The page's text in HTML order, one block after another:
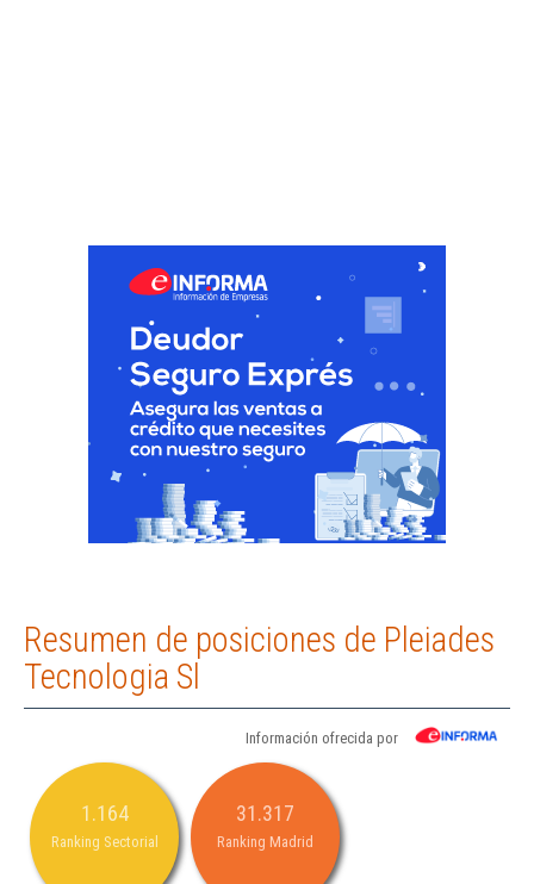
Resumen de posiciones de Pleiades
Tecnologia Sl
Información ofrecida por
1.164
Ranking Sectorial
31.317
Ranking Madrid